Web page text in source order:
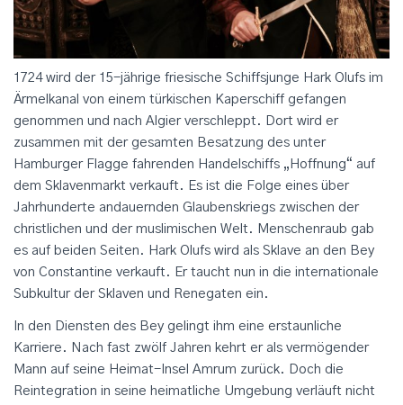
1724 wird der 15-jährige friesische Schiffsjunge Hark Olufs im
Ärmelkanal von einem türkischen Kaperschiff gefangen
genommen und nach Algier verschleppt. Dort wird er
zusammen mit der gesamten Besatzung des unter
Hamburger Flagge fahrenden Handelschiffs „Hoffnung“ auf
dem Sklavenmarkt verkauft. Es ist die Folge eines über
Jahrhunderte andauernden Glaubenskriegs zwischen der
christlichen und der muslimischen Welt. Menschenraub gab
es auf beiden Seiten. Hark Olufs wird als Sklave an den Bey
von Constantine verkauft. Er taucht nun in die internationale
Subkultur der Sklaven und Renegaten ein.
In den Diensten des Bey gelingt ihm eine erstaunliche
Karriere. Nach fast zwölf Jahren kehrt er als vermögender
Mann auf seine Heimat-Insel Amrum zurück. Doch die
Reintegration in seine heimatliche Umgebung verläuft nicht